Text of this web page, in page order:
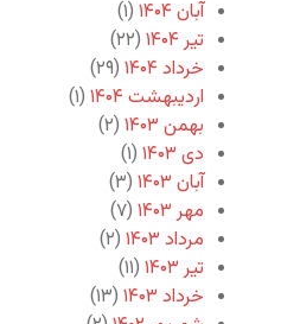
آبان ۱۴۰۴
(۱)
تیر ۱۴۰۴
(۲۲)
خرداد ۱۴۰۴
(۲۹)
اردیبهشت ۱۴۰۴
(۱)
بهمن ۱۴۰۳
(۲)
دی ۱۴۰۳
(۱)
آبان ۱۴۰۳
(۳)
مهر ۱۴۰۳
(۷)
مرداد ۱۴۰۳
(۲)
تیر ۱۴۰۳
(۱۱)
خرداد ۱۴۰۳
(۱۳)